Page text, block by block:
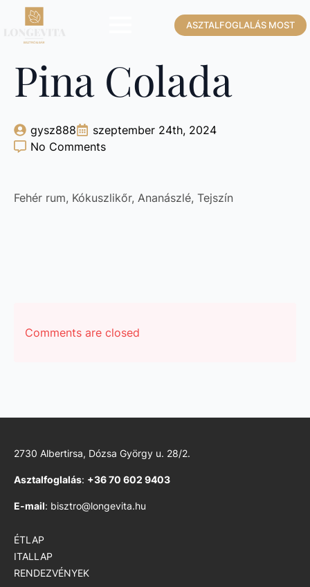
ASZTALFOGLALÁS MOST
Pina Colada
gysz888
szeptember 24th, 2024
No Comments
Fehér rum, Kókuszlikőr, Ananászlé, Tejszín
Comments are closed
2730 Albertirsa, Dózsa György u. 28/2.
Asztalfoglalás: +36 70 602 9403
E-mail: bisztro@longevita.hu
ÉTLAP
ITALLAP
RENDEZVÉNYEK